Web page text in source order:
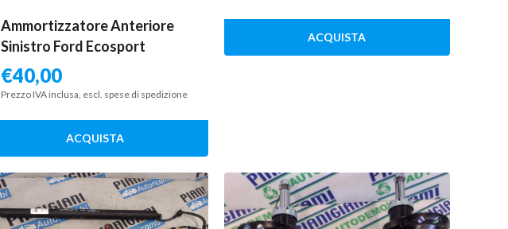
Ammortizzatore Anteriore
Sinistro Ford Ecosport
€40,00
Prezzo IVA inclusa, escl. spese di spedizione
ACQUISTA
ACQUISTA